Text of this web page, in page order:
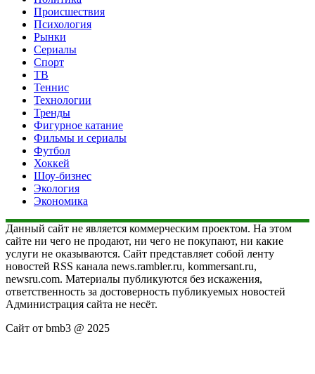
Происшествия
Психология
Рынки
Сериалы
Спорт
ТВ
Теннис
Технологии
Тренды
Фигурное катание
Фильмы и сериалы
Футбол
Хоккей
Шоу-бизнес
Экология
Экономика
Данный сайт не является коммерческим проектом. На этом
сайте ни чего не продают, ни чего не покупают, ни какие
услуги не оказываются. Сайт представляет собой ленту
новостей RSS канала news.rambler.ru, kommersant.ru,
newsru.com. Материалы публикуются без искажения,
ответственность за достоверность публикуемых новостей
Администрация сайта не несёт.
Сайт от bmb3 @ 2025